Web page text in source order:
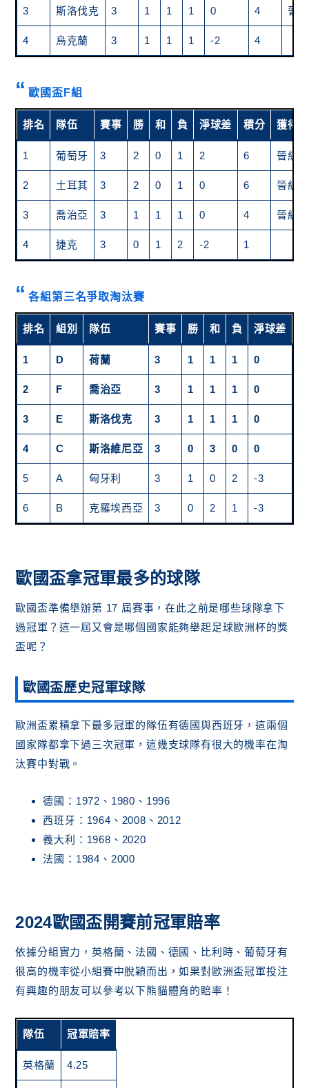
3 斯洛伐克 3 1 1 1 0 4 晉
4 烏克蘭 3 1 1 1 -2 4
歐國盃F組
排名 隊伍 賽事 勝 和 負 淨球差 積分 獲得
1 葡萄牙 3 2 0 1 2 6 晉級
2 土耳其 3 2 0 1 0 6 晉級
3 喬治亞 3 1 1 1 0 4 晉級
4 捷克 3 0 1 2 -2 1
各組第三名爭取淘汰賽
排名 組別 隊伍 賽事 勝 和 負 淨球差
1 D 荷蘭 3 1 1 1 0
2 F 喬治亞 3 1 1 1 0
3 E 斯洛伐克 3 1 1 1 0
4 C 斯洛維尼亞 3 0 3 0 0
5 A 匈牙利 3 1 0 2 -3
6 B 克羅埃西亞 3 0 2 1 -3
歐國盃拿冠軍最多的球隊
歐國盃準備舉辦第 17 屆賽事，在此之前是哪些球隊拿下
過冠軍？這一屆又會是哪個國家能夠舉起足球歐洲杯的獎
盃呢？
歐國盃歷史冠軍球隊
歐洲盃累積拿下最多冠軍的隊伍有德國與西班牙，這兩個
國家隊都拿下過三次冠軍，這幾支球隊有很大的機率在淘
汰賽中對戰。
德國：1972、1980、1996
西班牙：1964、2008、2012
義大利：1968、2020
法國：1984、2000
2024歐國盃開賽前冠軍賠率
依據分組實力，英格蘭、法國、德國、比利時、葡萄牙有
很高的機率從小組賽中脫穎而出，如果對歐洲盃冠軍投注
有興趣的朋友可以參考以下熊貓體育的賠率！
隊伍 冠軍賠率
英格蘭 4.25